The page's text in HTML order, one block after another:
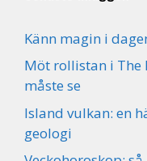
Känn magin i
Möt rollistan i The
måste se
Island vulkan: en
geologi